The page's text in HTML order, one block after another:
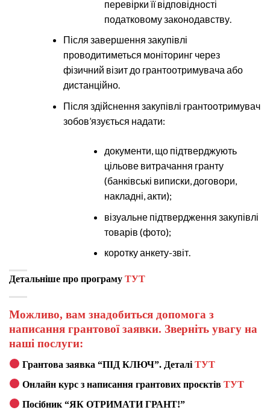
перевірки її відповідності
податковому законодавству.
Після завершення закупівлі
проводитиметься моніторинг через
фізичний візит до грантоотримувача або
дистанційно.
Після здійснення закупівлі грантоотримувач
зобов’язується надати:
документи, що підтверджують
цільове витрачання гранту
(банківські виписки, договори,
накладні, акти);
візуальне підтвердження закупівлі
товарів (фото);
коротку анкету-звіт.
Детальніше про програму ТУТ
Можливо, вам знадобиться допомога з
написання грантової заявки. Зверніть увагу на
наші послуги:
Грантова заявка “ПІД КЛЮЧ”. ДеталіТУТ
Онлайн курс з написання грантових проєктівТУТ
Посібник “ЯК ОТРИМАТИ ГРАНТ!”